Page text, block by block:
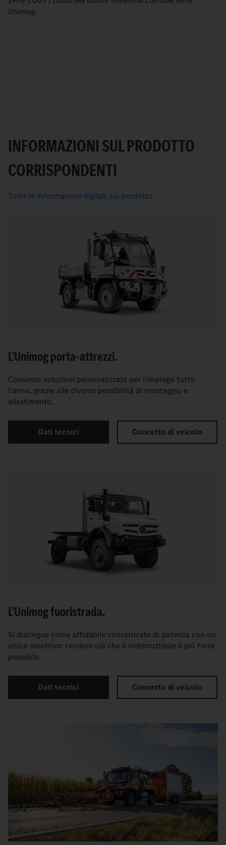
Unimog.
INFORMAZIONI SUL PRODOTTO
CORRISPONDENTI
Tutte le informazioni digitali sul prodotto
L'Unimog porta-attrezzi.
Consente soluzioni personalizzate per l'impiego tutto
l'anno, grazie alle diverse possibilità di montaggio e
allestimento.
Dati tecnici Concetto di veicolo
L'Unimog fuoristrada.
Si distingue come affidabile concentrato di potenza con un
unico obiettivo: rendere ciò che è indistruttibile il più forte
possibile.
Dati tecnici Concetto di veicolo